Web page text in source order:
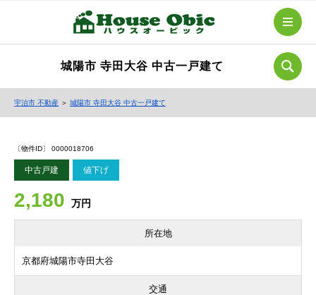
城陽市 寺田大谷 中古一戸建て
宇治市 不動産 ＞ 城陽市 寺田大谷 中古一戸建て
〔物件ID〕 0000018706
中古戸建 値下げ
2,180 万円
所在地
京都府城陽市寺田大谷
交通